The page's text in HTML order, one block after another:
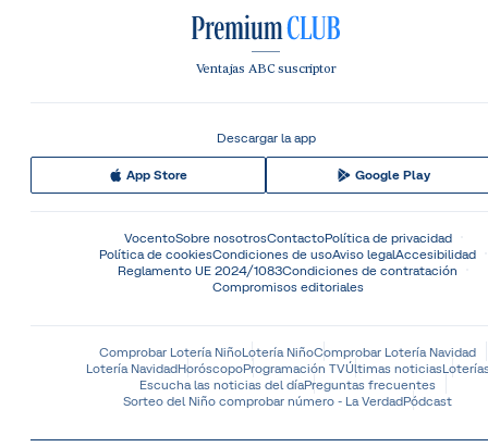
Ventajas ABC suscriptor
Descargar la app
App Store Google Play
VocentoSobre nosotrosContactoPolítica de privacidad
Política de cookiesCondiciones de usoAviso legalAccesibilidad
Reglamento UE 2024/1083Condiciones de contratación
Compromisos editoriales
Comprobar Lotería NiñoLotería NiñoComprobar Lotería Navidad
Lotería NavidadHoróscopoProgramación TVÚltimas noticias
Escucha las noticias del díaPreguntas frecuentes
Sorteo del Niño comprobar número - La VerdadPódcast